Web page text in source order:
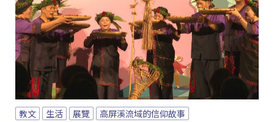
教文 生活 展覽
高屏溪流域的信仰故事